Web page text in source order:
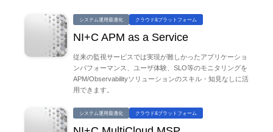
システム運用最適化 クラウド&プラットフォーム
NI+C APM as a Service
従来の監視サービスでは実現が難しかったアプリケーショ
ンパフォーマンス、ユーザ体験、SLO等のモニタリングを
APM/Observabilityソリューションのスキル・知見なしに活
用できます。
システム運用最適化 クラウド&プラットフォーム